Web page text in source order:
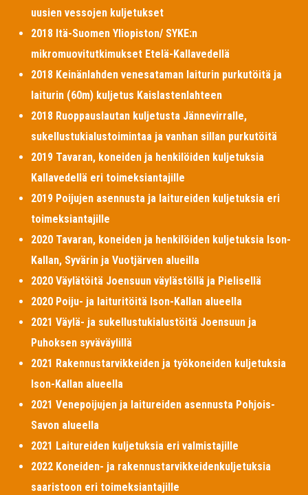
uusien vessojen kuljetukset
2018 Itä-Suomen Yliopiston/ SYKE:n
mikromuovitutkimukset Etelä-Kallavedellä
2018 Keinänlahden venesataman laiturin purkutöitä ja
laiturin (60m) kuljetus Kaislastenlahteen
2018 Ruoppauslautan kuljetusta Jännevirralle,
sukellustukialustoimintaa ja vanhan sillan purkutöitä
2019 Tavaran, koneiden ja henkilöiden kuljetuksia
Kallavedellä eri toimeksiantajille
2019 Poijujen asennusta ja laitureiden kuljetuksia eri
toimeksiantajille
2020 Tavaran, koneiden ja henkilöiden kuljetuksia Ison-
Kallan, Syvärin ja Vuotjärven alueilla
2020 Väylätöitä Joensuun väylästöllä ja Pielisellä
2020 Poiju- ja laituritöitä Ison-Kallan alueella
2021 Väylä- ja sukellustukialustöitä Joensuun ja
Puhoksen syväväylillä
2021 Rakennustarvikkeiden ja työkoneiden kuljetuksia
Ison-Kallan alueella
2021 Venepoijujen ja laitureiden asennusta Pohjois-
Savon alueella
2021 Laitureiden kuljetuksia eri valmistajille
2022 Koneiden- ja rakennustarvikkeidenkuljetuksia
saaristoon eri toimeksiantajille